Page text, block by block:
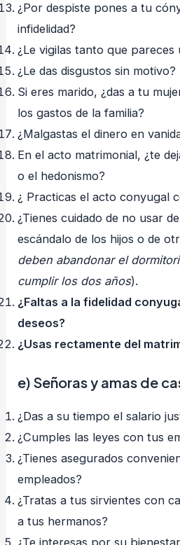
¿Por despiste pones a tu
infidelidad?
¿Le vigilas tanto que pareces
¿Le das disgustos sin motivo?
Si eres marido, ¿das a tu
los gastos de la familia?
¿Malgastas el dinero en
En el acto matrimonial, ¿te
o el hedonismo?
¿ Practicas el acto conyugal
¿Tienes cuidado de no usar
escándalo de los hijos o de
deben abandonar el
cumplir los dos años).
¿Faltas a la fidelidad
deseos?
¿Usas rectamente del
e) Señoras y amas de
¿Das a su tiempo el salario
¿Cumples las leyes con tus
¿Tienes asegurados
empleados?
¿Tratas a tus sirvientes con
a tus hermanos?
¿Te interesas por su